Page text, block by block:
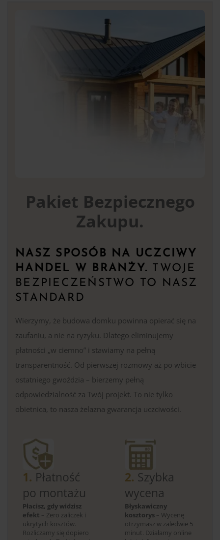
Pakiet Bezpiecznego
Zakupu.
NASZ SPOSÓB NA UCZCIWY
HANDEL W BRANŻY.
TWOJE
BEZPIECZEŃSTWO TO NASZ
STANDARD
Wierzymy, że budowa domku powinna opierać się na
zaufaniu, a nie na ryzyku. Dlatego eliminujemy
płatności „w ciemno” i stawiamy na pełną
transparentność. Od pierwszej rozmowy aż po wbicie
ostatniego gwoździa – bierzemy pełną
odpowiedzialność za Twój projekt. To nie tylko
obietnica, to nasza żelazna gwarancja uczciwości.
1. Płatność
po montażu
Płacisz, gdy widzisz
efekt – Zero zaliczek i
ukrytych kosztów.
Rozliczamy się dopiero
2. Szybka
wycena
Błyskawiczny
kosztorys – Wycenę
otrzymasz w zaledwie 5
minut. Działamy online